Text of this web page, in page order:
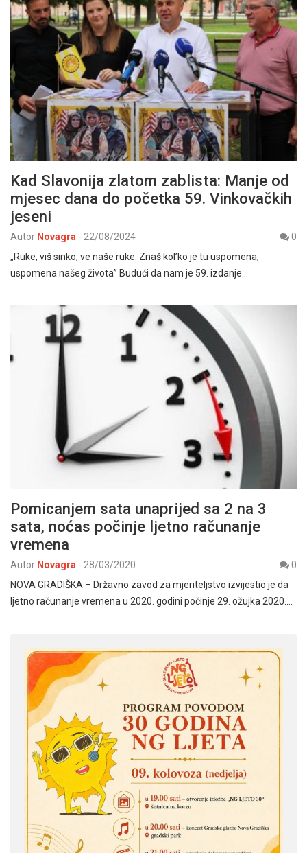
Kad Slavonija zlatom zablista: Manje od
mjesec dana do početka 59. Vinkovačkih
jeseni
Autor Novagra - 22/08/2024
0
„Ruke, viš sinko, ve naše ruke. Znaš kol’ko je tu uspomena,
uspomena našeg života” Budući da nam je 59. izdanje…
Pomicanjem sata unaprijed sa 2 na 3
sata, noćas počinje ljetno računanje
vremena
Autor Novagra - 28/03/2020
0
NOVA GRADIŠKA – Državno zavod za mjeriteljstvo izvijestio je da
ljetno računanje vremena u 2020. godini počinje 29. ožujka 2020.…